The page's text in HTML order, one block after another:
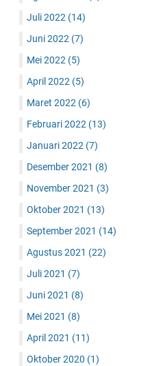
Juli 2022 (14)
Juni 2022 (7)
Mei 2022 (5)
April 2022 (5)
Maret 2022 (6)
Februari 2022 (13)
Januari 2022 (7)
Desember 2021 (8)
November 2021 (3)
Oktober 2021 (13)
September 2021 (14)
Agustus 2021 (22)
Juli 2021 (7)
Juni 2021 (8)
Mei 2021 (8)
April 2021 (11)
Oktober 2020 (1)